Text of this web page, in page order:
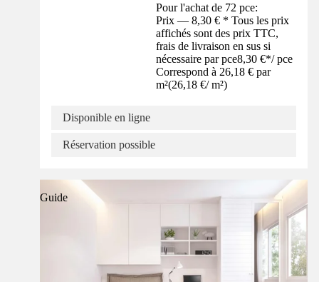
Pour l'achat de 72 pce:
Prix — 8,30 € * Tous les prix
affichés sont des prix TTC,
frais de livraison en sus si
nécessaire par pce8,30 €*/ pce
Correspond à 26,18 € par
m²(26,18 €/ m²)
Disponible en ligne
Réservation possible
Guide